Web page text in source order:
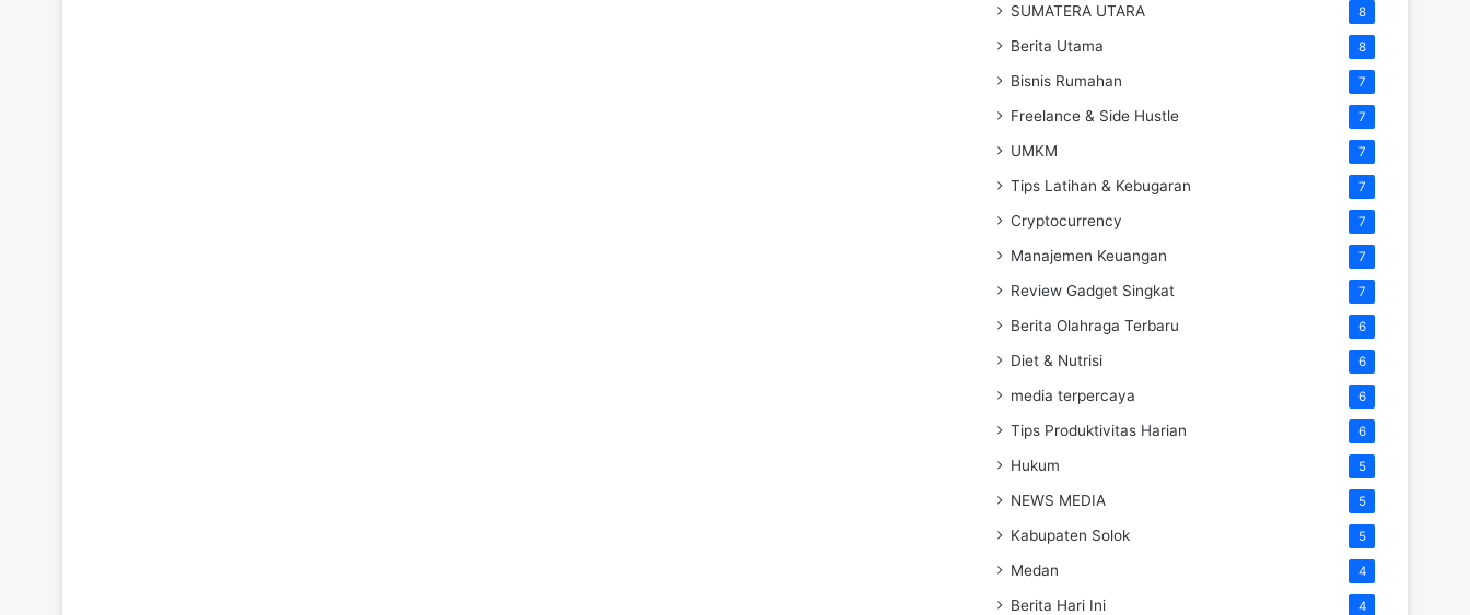
SUMATERA UTARA 8
Berita Utama 8
Bisnis Rumahan 7
Freelance & Side Hustle 7
UMKM 7
Tips Latihan & Kebugaran 7
Cryptocurrency 7
Manajemen Keuangan 7
Review Gadget Singkat 7
Berita Olahraga Terbaru 6
Diet & Nutrisi 6
media terpercaya 6
Tips Produktivitas Harian 6
Hukum 5
NEWS MEDIA 5
Kabupaten Solok 5
Medan 4
Berita Hari Ini 4